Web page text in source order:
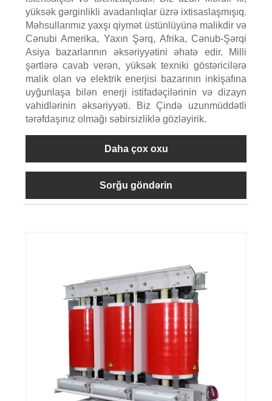
yüksək gərginlikli avadanlıqlar üzrə ixtisaslaşmışıq.
Məhsullarımız yaxşı qiymət üstünlüyünə malikdir və
Cənubi Amerika, Yaxın Şərq, Afrika, Cənub-Şərqi
Asiya bazarlarının əksəriyyətini əhatə edir. Milli
şərtlərə cavab verən, yüksək texniki göstəricilərə
malik olan və elektrik enerjisi bazarının inkişafına
uyğunlaşa bilən enerji istifadəçilərinin və dizayn
vahidlərinin əksəriyyəti. Biz Çində uzunmüddətli
tərəfdaşınız olmağı səbirsizliklə gözləyirik.
Daha çox oxu
Sorğu göndərin